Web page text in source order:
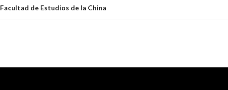
Facultad de Estudios de la China